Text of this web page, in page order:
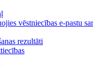
vēstniecības e-pastu
rezultāti